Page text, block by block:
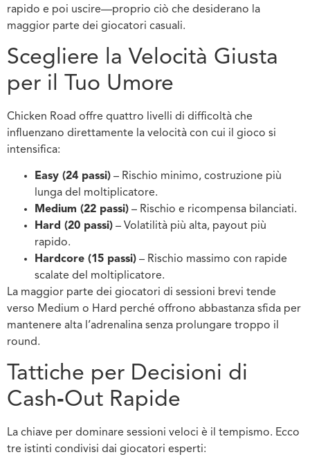
rapido e poi uscire—proprio ciò che desiderano la
maggior parte dei giocatori casuali.
Scegliere la Velocità Giusta
per il Tuo Umore
Chicken Road offre quattro livelli di difficoltà che
influenzano direttamente la velocità con cui il gioco si
intensifica:
Easy (24 passi) – Rischio minimo, costruzione più
lunga del moltiplicatore.
Medium (22 passi) – Rischio e ricompensa bilanciati.
Hard (20 passi) – Volatilità più alta, payout più
rapido.
Hardcore (15 passi) – Rischio massimo con rapide
scalate del moltiplicatore.
La maggior parte dei giocatori di sessioni brevi tende
verso Medium o Hard perché offrono abbastanza sfida per
mantenere alta l’adrenalina senza prolungare troppo il
round.
Tattiche per Decisioni di
Cash‑Out Rapide
La chiave per dominare sessioni veloci è il tempismo. Ecco
tre istinti condivisi dai giocatori esperti: